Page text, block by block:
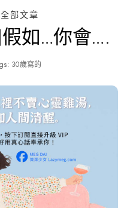
全部文章
如…你會….
30歲寫的